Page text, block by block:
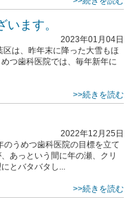
ます。
2023年01月04日
は、昨年末に降った大雪もほ
つ歯科医院では、毎年新年に
>>続きを読む
2022年12月25日
うめつ歯科医院の目標を立て
あっという間に年の瀬、クリ
とバタバタし...
>>続きを読む